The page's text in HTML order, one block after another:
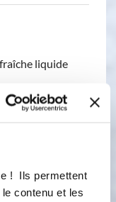
! Ils permettent
contenu et les
liquide